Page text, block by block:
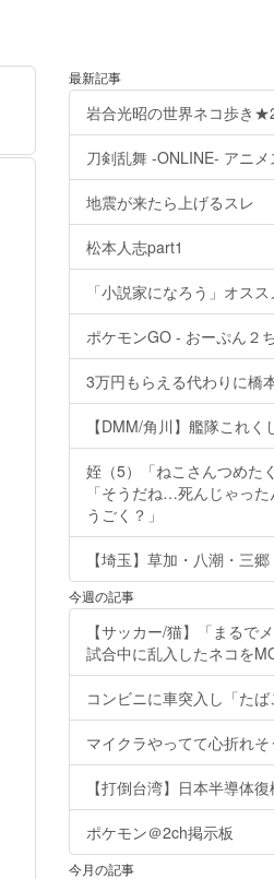
最新記事
岩合光昭の世界ネコ歩き
刀剣乱舞 -ONLINE- アニメ
地震が来たら上げるスレ
松本人志part1
「小説家になろう」オス
ポケモンGO - おーぷん２
3万円もらえる代わりに橋
【DMM/角川】艦隊これ
姪（5）「ねこさんつめた
「そうだね…死んじゃっ
うごく？」
【埼玉】草加・八潮・三郷
今週の記事
【サッカー/猫】「まるで
試合中に乱入したネコを
コンビニに車突入し「た
マイクラやってて心折れ
【打倒台湾】日本半導体
ポケモン＠2ch掲示板
今月の記事